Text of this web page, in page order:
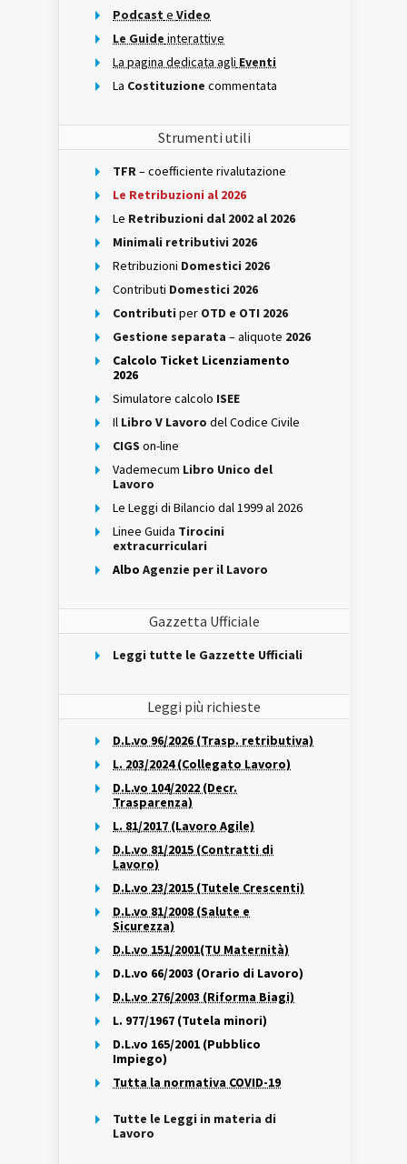
Podcast e Video
Le Guide interattive
La pagina dedicata agli Eventi
La Costituzione commentata
Strumenti utili
TFR– coefficiente rivalutazione
Le Retribuzioni al 2026
Le Retribuzioni dal 2002 al 2026
Minimali retributivi 2026
Retribuzioni Domestici 2026
Contributi Domestici 2026
Contributi per OTD e OTI 2026
Gestione separata – aliquote 2026
Calcolo Ticket Licenziamento
2026
Simulatore calcolo ISEE
Il Libro V Lavoro del Codice Civile
CIGS on-line
Vademecum Libro Unico del
Lavoro
Le Leggi di Bilancio dal 1999 al 2026
Linee Guida Tirocini
extracurriculari
Albo Agenzie per il Lavoro
Gazzetta Ufficiale
Leggi tutte le Gazzette Ufficiali
Leggi più richieste
D.L.vo 96/2026 (Trasp. retributiva)
L. 203/2024 (Collegato Lavoro)
D.L.vo 104/2022 (Decr.
Trasparenza)
L. 81/2017 (Lavoro Agile)
D.L.vo 81/2015 (Contratti di
Lavoro)
D.L.vo 23/2015 (Tutele Crescenti)
D.L.vo 81/2008 (Salute e
Sicurezza)
D.L.vo 151/2001(TU Maternità)
D.L.vo 66/2003 (Orario di Lavoro)
D.L.vo 276/2003 (Riforma Biagi)
L. 977/1967 (Tutela minori)
D.L.vo 165/2001 (Pubblico
Impiego)
Tutta la normativa COVID-19
Tutte le Leggi in materia di
Lavoro